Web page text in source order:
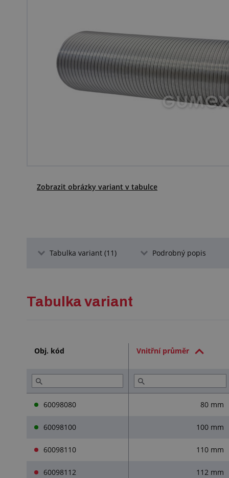
Zobrazit obrázky variant v tabulce
Tabulka variant (11) Podrobný popis
Tabulka variant
Obj. kód Vnitřní průměr
60098080 80 mm
60098100 100 mm
60098110 110 mm
60098112 112 mm